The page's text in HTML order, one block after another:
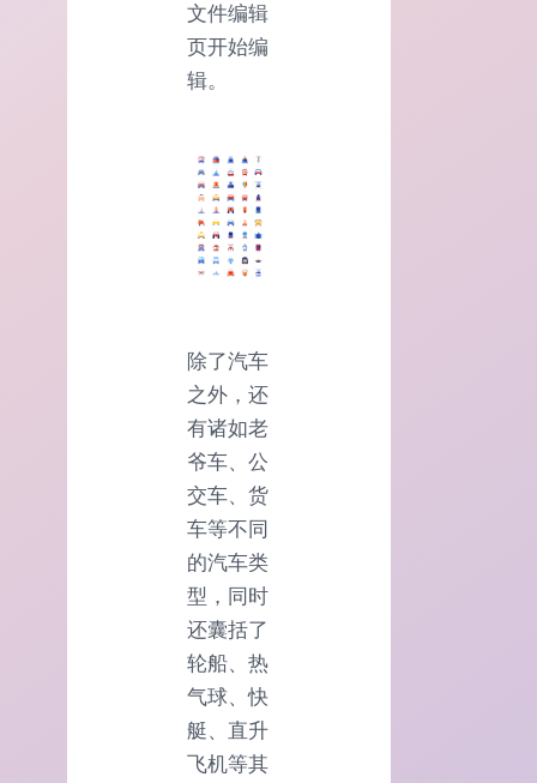
文件编辑
页开始编
辑。
除了汽车
之外，还
有诸如老
爷车、公
交车、货
车等不同
的汽车类
型，同时
还囊括了
轮船、热
气球、快
艇、直升
飞机等其